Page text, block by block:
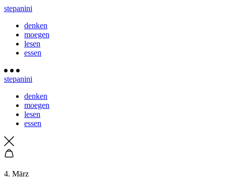
stepanini
denken
moegen
lesen
essen
stepanini
denken
moegen
lesen
essen
4. März